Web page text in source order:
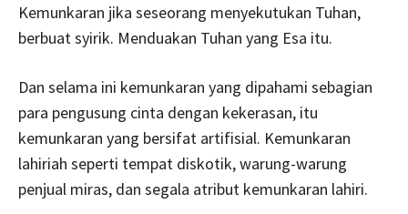
Kemunkaran jika seseorang menyekutukan Tuhan,
berbuat syirik. Menduakan Tuhan yang Esa itu.
Dan selama ini kemunkaran yang dipahami sebagian
para pengusung cinta dengan kekerasan, itu
kemunkaran yang bersifat artifisial. Kemunkaran
lahiriah seperti tempat diskotik, warung-warung
penjual miras, dan segala atribut kemunkaran lahiri.